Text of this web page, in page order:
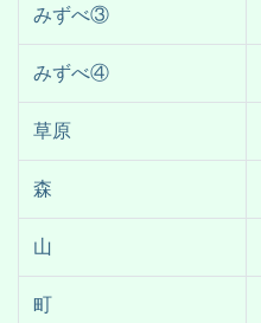
みずべ③
みずべ④
草原
森
山
町